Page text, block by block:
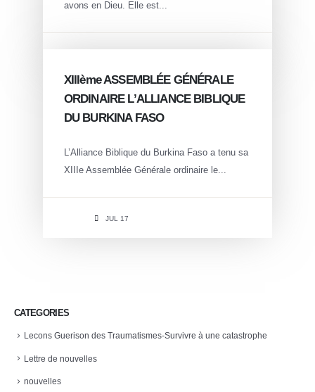
avons en Dieu. Elle est...
XIIIème ASSEMBLÉE GÉNÉRALE
ORDINAIRE L’ALLIANCE BIBLIQUE
DU BURKINA FASO
L’Alliance Biblique du Burkina Faso a tenu sa
XIIIe Assemblée Générale ordinaire le...
JUL 17
CATEGORIES
Lecons Guerison des Traumatismes-Survivre à une catastrophe
Lettre de nouvelles
nouvelles